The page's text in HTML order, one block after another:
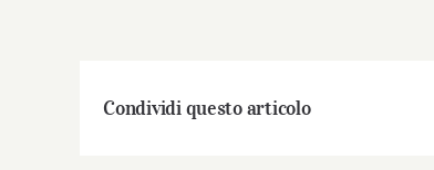
Condividi questo articolo